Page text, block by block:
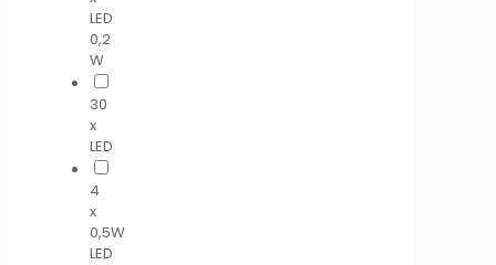
LED
0,2
W
30
x
LED
4
x
0,5W
LED